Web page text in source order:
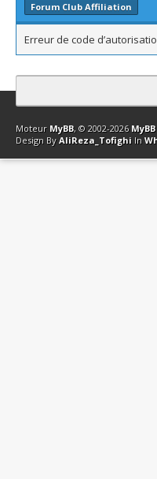
Forum Club Affiliation
Erreur de code
Contact Club Affiliation
Moteur MyBB, © 2002-2026
Design By AliReza_Tofighi In